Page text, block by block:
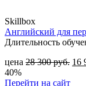
Skillbox
Английский для
Длительность
цена 28 300руб. 16
40%
Перейти на сайт